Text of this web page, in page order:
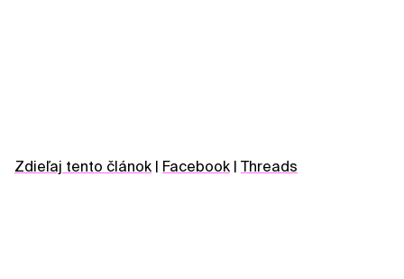
Zdieľaj tento článok Facebook Threads